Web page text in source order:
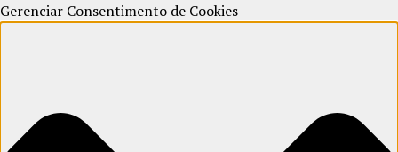
Gerenciar Consentimento de Cookies